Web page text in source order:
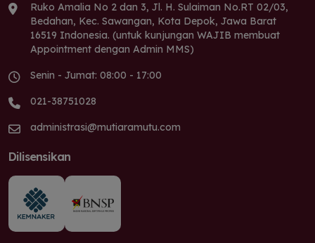
Ruko Amalia No 2 dan 3, Jl. H. Sulaiman No.RT 02/03,
Bedahan, Kec. Sawangan, Kota Depok, Jawa Barat
16519 Indonesia. (untuk kunjungan WAJIB membuat
Appointment dengan Admin MMS)
Senin - Jumat: 08:00 - 17:00
021-38751028
administrasi@mutiaramutu.com
Dilisensikan